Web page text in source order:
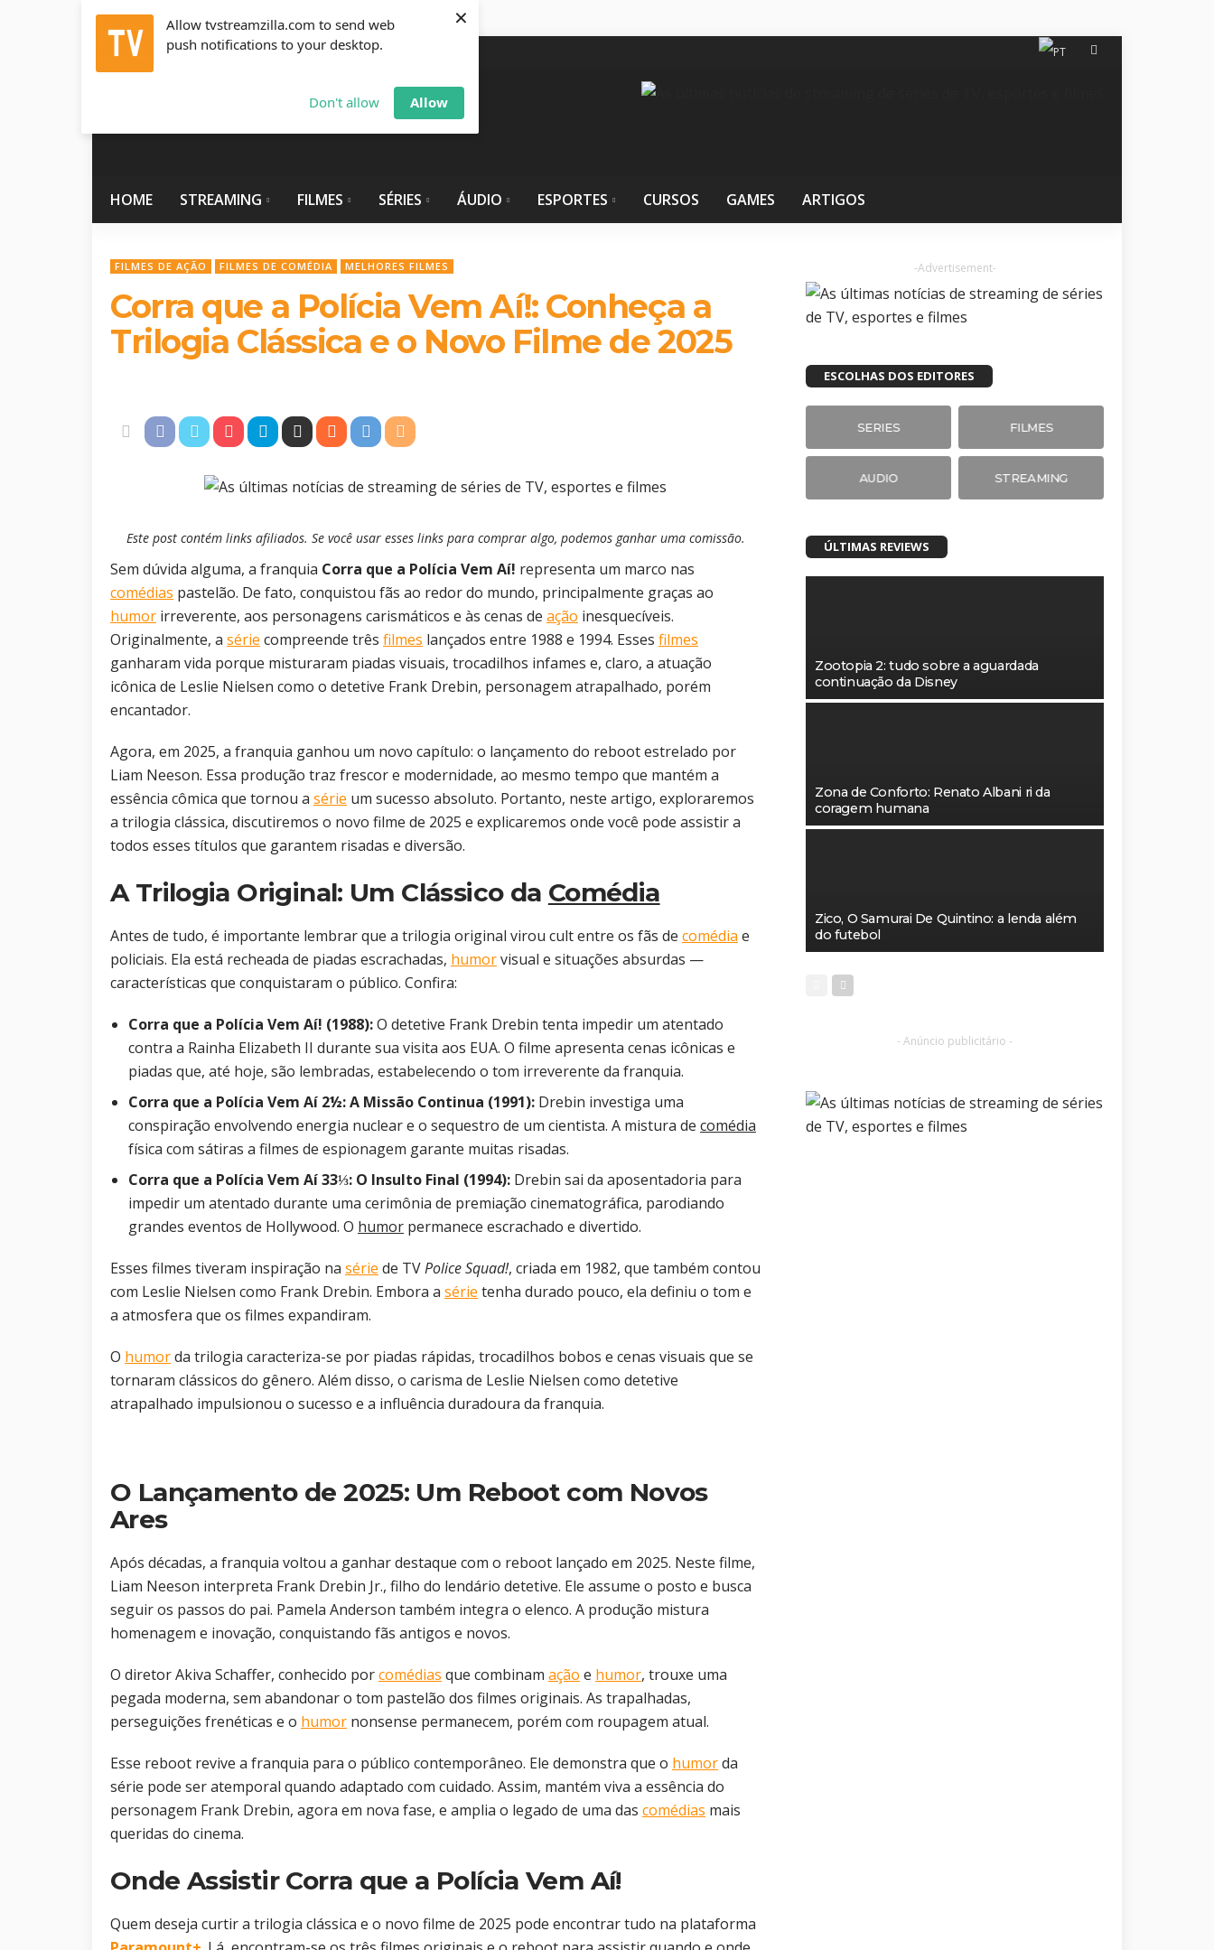
Allow tvstreamzilla.com to send web
push notifications to your desktop.
Don't allow Allow
×
Sábado, Agosto 8, 2026 info@tvstreamzilla.com
HOME STREAMING FILMES SÉRIES ÁUDIO ESPORTES CURSOS GAMES ARTIGOS
FILMES DE AÇÃO FILMES DE COMÉDIA MELHORES FILMES
Corra que a Polícia Vem Aí!: Conheça a
Trilogia Clássica e o Novo Filme de 2025
Este post contém links afiliados. Se você usar esses links para comprar algo, podemos ganhar uma comissão.
Sem dúvida alguma, a franquia Corra que a Polícia Vem Aí! representa um marco nas
comédias pastelão. De fato, conquistou fãs ao redor do mundo, principalmente graças ao
humor irreverente, aos personagens carismáticos e às cenas de ação inesquecíveis.
Originalmente, a série compreende três filmes lançados entre 1988 e 1994. Esses filmes
ganharam vida porque misturaram piadas visuais, trocadilhos infames e, claro, a atuação
icônica de Leslie Nielsen como o detetive Frank Drebin, personagem atrapalhado, porém
encantador.
Agora, em 2025, a franquia ganhou um novo capítulo: o lançamento do reboot estrelado por
Liam Neeson. Essa produção traz frescor e modernidade, ao mesmo tempo que mantém a
essência cômica que tornou a série um sucesso absoluto. Portanto, neste artigo, exploraremos
a trilogia clássica, discutiremos o novo filme de 2025 e explicaremos onde você pode assistir a
todos esses títulos que garantem risadas e diversão.
A Trilogia Original: Um Clássico da Comédia
Antes de tudo, é importante lembrar que a trilogia original virou cult entre os fãs de comédia e
policiais. Ela está recheada de piadas escrachadas, humorvisual e situações absurdas —
características que conquistaram o público. Confira:
Corra que a Polícia Vem Aí! (1988):O detetive Frank Drebin tenta impedir um atentado
contra a Rainha Elizabeth II durante sua visita aos EUA. O filme apresenta cenas icônicas e
piadas que, até hoje, são lembradas, estabelecendo o tom irreverente da franquia.
Corra que a Polícia Vem Aí 2½: A Missão Continua (1991): Drebin investiga uma
conspiração envolvendo energia nuclear e o sequestro de um cientista. A mistura de comédia
física com sátiras a filmes de espionagem garante muitas risadas.
Corra que a Polícia Vem Aí 33⅓: O Insulto Final (1994): Drebin sai da aposentadoria para
impedir um atentado durante uma cerimônia de premiação cinematográfica, parodiando
grandes eventos de Hollywood. O humor permanece escrachado e divertido.
Esses filmes tiveram inspiração na série de TVPolice Squad!, criada em 1982, que também contou
com Leslie Nielsen como Frank Drebin. Embora a série tenha durado pouco, ela definiu o tom e
a atmosfera que os filmes expandiram.
O humorda trilogia caracteriza-se por piadas rápidas, trocadilhos bobos e cenas visuais que se
tornaram clássicos do gênero. Além disso, o carisma de Leslie Nielsen como detetive
atrapalhado impulsionou o sucesso e a influência duradoura da franquia.
O Lançamento de 2025: Um Reboot com Novos
Ares
Após décadas, a franquia voltou a ganhar destaque com o reboot lançado em 2025. Neste filme,
Liam Neeson interpreta Frank Drebin Jr., filho do lendário detetive. Ele assume o posto e busca
seguir os passos do pai. Pamela Anderson também integra o elenco. A produção mistura
homenagem e inovação, conquistando fãs antigos e novos.
O diretor Akiva Schaffer, conhecido porcomédias que combinam ação e humor, trouxe uma
pegada moderna, sem abandonar o tom pastelão dos filmes originais. As trapalhadas,
perseguições frenéticas e o humor nonsense permanecem, porém com roupagem atual.
Esse reboot revive a franquia para o público contemporâneo. Ele demonstra que o humorda
série pode ser atemporal quando adaptado com cuidado. Assim, mantém viva a essência do
personagem Frank Drebin, agora em nova fase, e amplia o legado de uma das comédias mais
queridas do cinema.
Onde Assistir Corra que a Polícia Vem Aí!
Quem deseja curtir a trilogia clássica e o novo filme de 2025 pode encontrar tudo na plataforma
-Advertisement-
ESCOLHAS DOS EDITORES
SERIES FILMES
AUDIO STREAMING
ÚLTIMAS REVIEWS
Zootopia 2: tudo sobre a aguardada
continuação da Disney
Zona de Conforto: Renato Albani ri da
coragem humana
Zico, O Samurai De Quintino: a lenda além
do futebol
- Anúncio publicitário -